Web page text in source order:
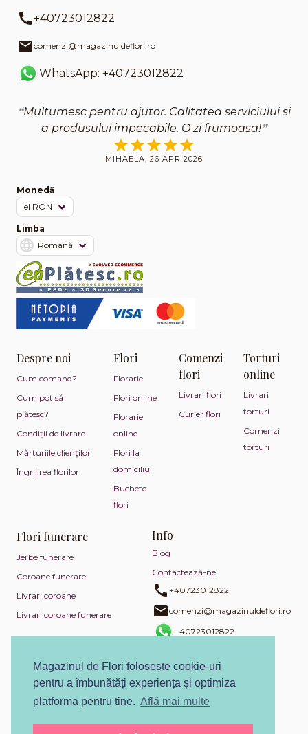
+40723012822
comenzi@magazinuldeflori.ro
WhatsApp: +40723012822
Multumesc pentru ajutor. Calitatea serviciului si
a produsului impecabile. O zi frumoasa!
MIHAELA, 26 APR 2026
Monedă
Limba
Despre noi
Cum comand?
Cum pot să
plătesc?
Condiții de livrare
Mărturiile clienților
Îngrijirea florilor
Flori
Florarie
Flori online
Florarie
online
Flori la
domiciliu
Buchete
flori
Comenzi
flori
Livrari flori
Curier flori
Torturi
online
Livrari
torturi
Comenzi
torturi
Flori funerare
Jerbe funerare
Coroane funerare
Livrari coroane
Livrari coroane funerare
Info
Blog
Contactează-ne
+40723012822
comenzi@magazinuldeflori.ro
+40723012822
Politica de confidențialitate
Politica de utilizare cookies
Magazinul de Flori folosește cookie-uri
pentru a îmbunătăți experiența și optimiza
platforma pentru tine. Află mai multe